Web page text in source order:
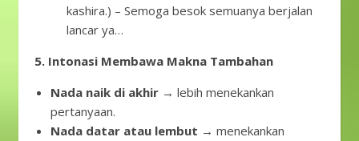
kashira.) – Semoga besok semuanya berjalan
lancar ya…
5. Intonasi Membawa Makna Tambahan
Nada naik di akhir → lebih menekankan
pertanyaan.
Nada datar atau lembut → menekankan